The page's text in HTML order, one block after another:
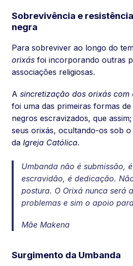
Sobrevivência e
negra
Para sobreviver ao longo do
orixás foi incorporando outras
associações religiosas.
A sincretização dos orixás com
foi uma das primeiras formas de
negros escravizados, que
seus orixás, ocultando-os sob o
da Igreja Católica.
Umbanda não é submissão,
escravidão, é dedicação.
postura. O Orixá nunca será
problemas e sim o apoio
Mãe Makena
Surgimento da Umbanda